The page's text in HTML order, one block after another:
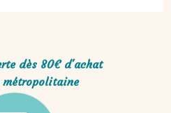
dès 80€ d'achat
métropolitaine